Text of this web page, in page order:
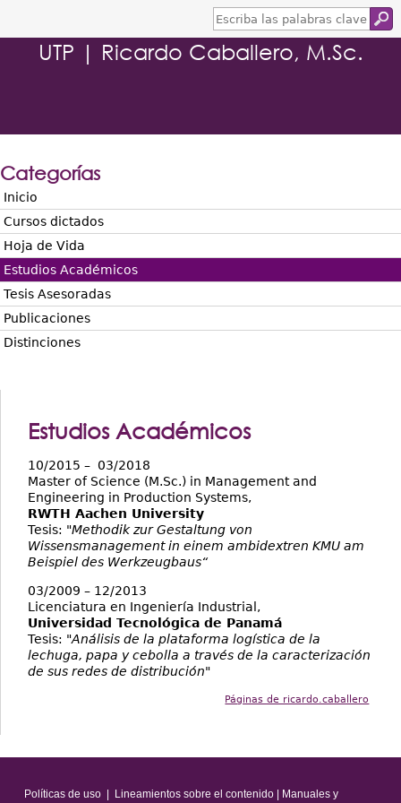
E
s
c
r
l
r
c
UTP | Ricardo Caballero, M.Sc.
Categorías
Inicio
Cursos dictados
Hoja de Vida
Estudios Académicos
Tesis Asesoradas
Publicaciones
Distinciones
Estudios Académicos
10/2015 – 03/2018
Master of Science (M.Sc.) in Management and
Engineering in Production Systems,
RWTH Aachen University
Tesis: "Methodik zur Gestaltung von
Wissensmanagement in einem ambidextren KMU am
Beispiel des Werkzeugbaus“
03/2009 – 12/2013
Licenciatura en Ingeniería Industrial,
Universidad Tecnológica de Panamá
Tesis: "Análisis de la plataforma logística de la
lechuga, papa y cebolla a través de la caracterización
de sus redes de distribución"
Páginas de ricardo.caballero
Políticas de uso| Lineamientos sobre el contenido| Manuales y